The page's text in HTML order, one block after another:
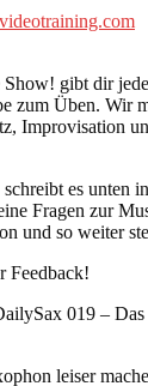
gibt dir
zum Üben. Wir
Improvisation
es unten
Fragen zur
und so weiter
Feedback!
019 –
leiser